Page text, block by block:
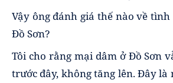
Vậy ông đánh giá thế nào về
Đồ Sơn?
Tôi cho rằng mại dâm ở Đồ Sơn
trước đây, không tăng lên. Đây là